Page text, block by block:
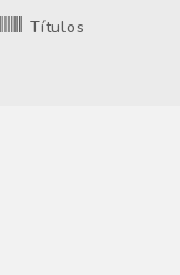
Títulos